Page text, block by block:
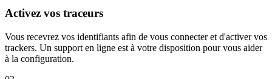
Activez vos traceurs
Vous recevrez vos identifiants afin de vous connecter et d'activer vos
trackers. Un support en ligne est à votre disposition pour vous aider
à la configuration.